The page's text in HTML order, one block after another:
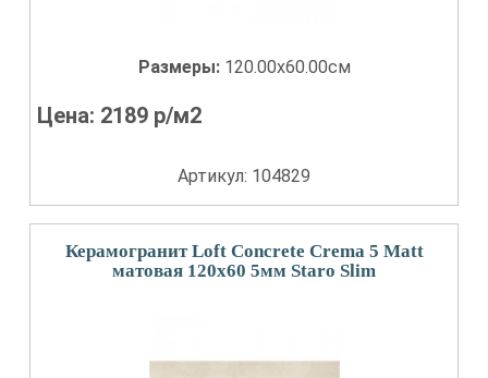
Размеры: 120.00x60.00см
Цена: 2189 р/м2
Артикул: 104829
Керамогранит Loft Concrete Crema 5 Matt
матовая 120x60 5мм Staro Slim